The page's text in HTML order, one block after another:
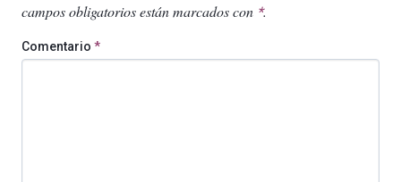
campos obligatorios están marcados con *.
Comentario *